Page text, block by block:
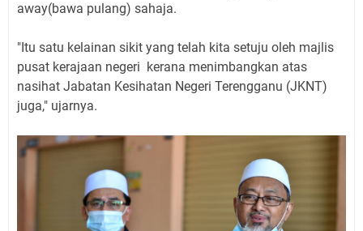
away(bawa pulang) sahaja.
"Itu satu kelainan sikit yang telah kita setuju oleh majlis
pusat kerajaan negeri kerana menimbangkan atas
nasihat Jabatan Kesihatan Negeri Terengganu (JKNT)
juga," ujarnya.